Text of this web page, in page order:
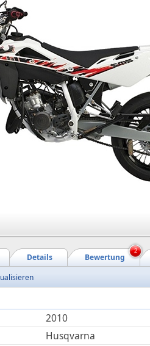
Bewertung
Details
2
2010
Husqvarna